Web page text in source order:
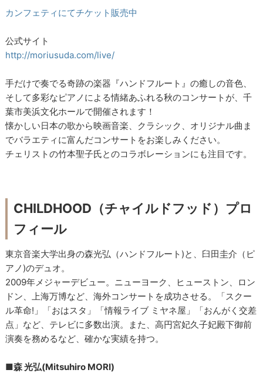
カンフェティにてチケット販売中
公式サイト
http://moriusuda.com/live/
手だけで奏でる奇跡の楽器『ハンドフルート』の癒しの音色、
そして多彩なピアノによる情緒あふれる秋のコンサートが、千
葉市美浜文化ホールで開催されます！
懐かしい日本の歌から映画音楽、クラシック、オリジナル曲ま
でバラエティに富んだコンサートをお楽しみください。
チェリストの竹本聖子氏とのコラボレーションにも注目です。
CHILDHOOD（チャイルドフッド）プロ
フィール
東京音楽大学出身の森光弘（ハンドフルート)と、臼田圭介（ピ
アノ)のデュオ。
2009年メジャーデビュー。ニューヨーク、ヒューストン、ロン
ドン、上海万博など、海外コンサートを成功させる。「スクー
ル革命!」「おはスタ」「情報ライブ ミヤネ屋」「おんがく交差
点」など、テレビに多数出演。また、高円宮妃久子妃殿下御前
演奏を務めるなど、確かな実績を持つ。
■森 光弘(Mitsuhiro MORI)